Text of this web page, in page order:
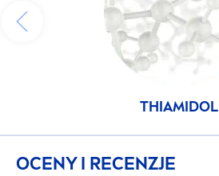
THIAMIDOL
OCENY I RECENZJE